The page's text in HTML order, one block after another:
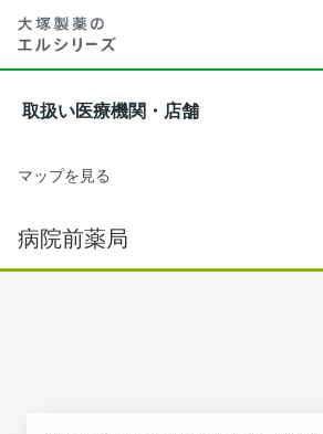
取扱い医療機関・店舗
マップを見る
病院前薬局